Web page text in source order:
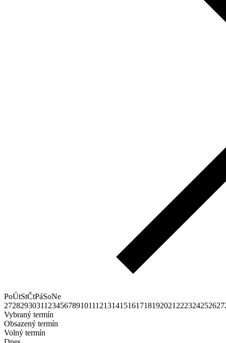
PoÚtStČtPáSoNe
27282930311 23456789101112131415161718192021 222324252627
Vybraný termín
Obsazený termín
Volný termín